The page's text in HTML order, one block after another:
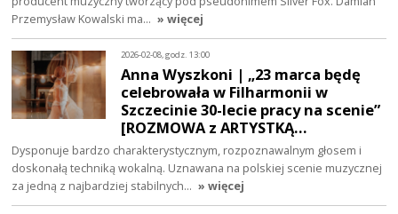
Przemysław Kowalski ma… » więcej
2026-02-08, godz. 13:00
Anna Wyszkoni | „23 marca będę
celebrowała w Filharmonii w
Szczecinie 30-lecie pracy na scenie”
[ROZMOWA z ARTYSTKĄ…
Dysponuje bardzo charakterystycznym, rozpoznawalnym głosem i
doskonałą techniką wokalną. Uznawana na polskiej scenie muzycznej
za jedną z najbardziej stabilnych… » więcej